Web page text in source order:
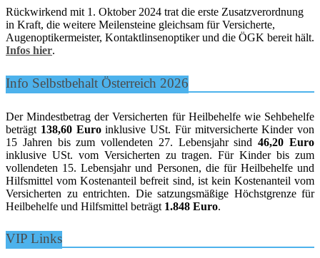
Rückwirkend mit 1. Oktober 2024 trat die erste Zusatzverordnung
in Kraft, die weitere Meilensteine gleichsam für Versicherte,
Augenoptikermeister, Kontaktlinsenoptiker und die ÖGK bereit hält.
Infos hier.
Info Selbstbehalt Österreich 2026
Der Mindestbetrag der Versicherten für Heilbehelfe wie Sehbehelfe
beträgt 138,60 Euroinklusive USt. Für mitversicherte Kinder von
15 Jahren bis zum vollendeten 27. Lebensjahr sind46,20 Euro
inklusive USt. vom Versicherten zu tragen. Für Kinder bis zum
vollendeten 15. Lebensjahr und Personen, die für Heilbehelfe und
Hilfsmittel vom Kostenanteil befreit sind, ist kein Kostenanteil vom
Versicherten zu entrichten. Die satzungsmäßige Höchstgrenze für
Heilbehelfe und Hilfsmittel beträgt 1.848 Euro.
VIP Links